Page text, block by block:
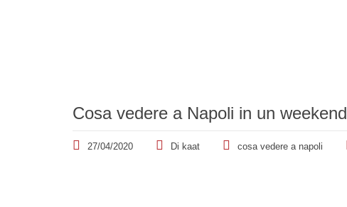
Cosa vedere a Napoli in un weekend
27/04/2020 Di kaat cosa vedere a napoli